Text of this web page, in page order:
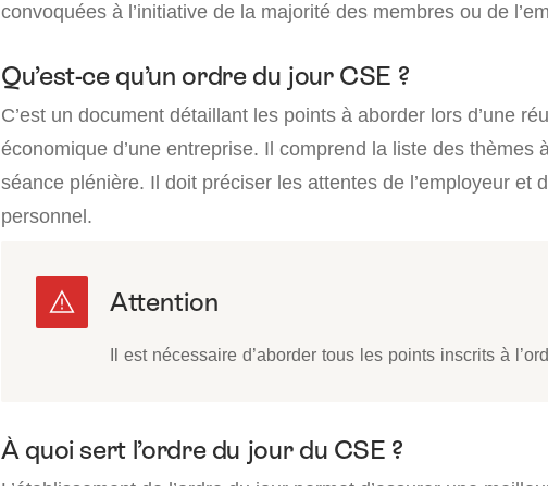
convoquées à l’initiative de la majorité des membres ou de
Qu’est-ce qu’un ordre du jour CSE ?
C’est un document détaillant les points à aborder lors d’une
économique d’une entreprise. Il comprend la liste des thèmes
séance plénière. Il doit préciser les attentes de l’employeur et
personnel.
Il est nécessaire d’aborder tous les points inscrits à
À quoi sert l’ordre du jour du CSE ?